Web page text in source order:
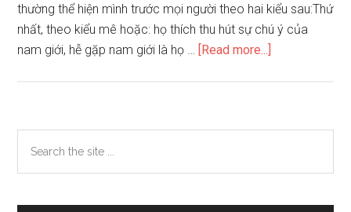
thường thể hiện mình trước mọi người theo hai kiểu sau:Thứ
nhất, theo kiểu mê hoặc: họ thích thu hút sự chú ý của
nam giới, hễ gặp nam giới là họ … [Read more...]
cô
thích
Primary
Sidebar
the